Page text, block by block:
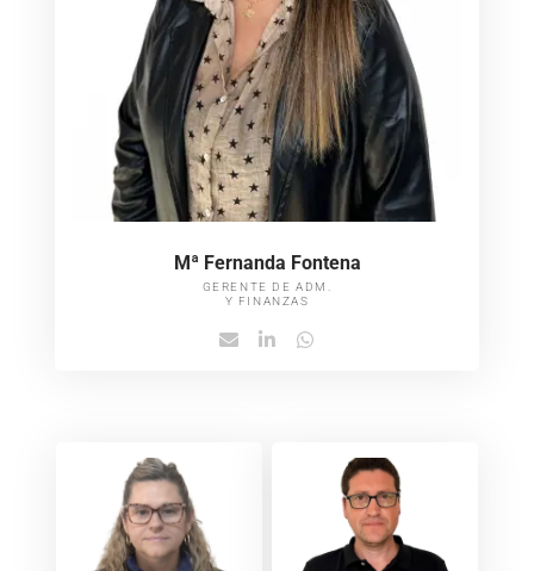
Mª Fernanda Fontena​
GERENTE DE ADM.
Y FINANZAS